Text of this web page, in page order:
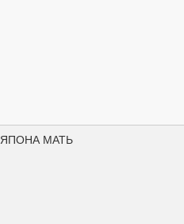
ЯПОНА МАТЬ